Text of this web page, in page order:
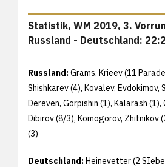
Statistik, WM 2019, 3.
Russland - Deutschland:
Russland:Grams, Krieev (11
Shishkarev (4), Kovalev, Evdokimov,
Dereven, Gorpishin (1), Kalarash (1),
Dibirov (8/3), Komogorov, Zhitnikov
(3)
Deutschland:Heinevetter (2